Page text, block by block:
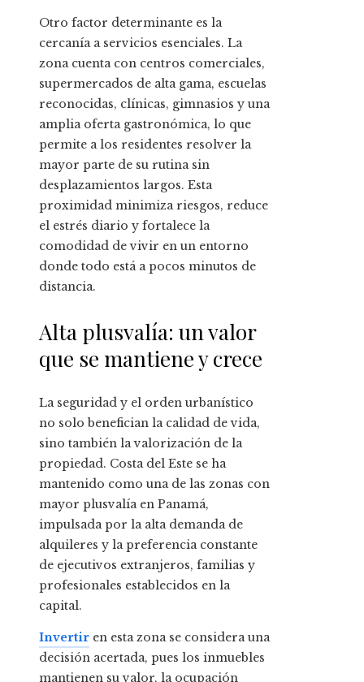
Otro factor determinante es la
cercanía a servicios esenciales. La
zona cuenta con centros comerciales,
supermercados de alta gama, escuelas
reconocidas, clínicas, gimnasios y una
amplia oferta gastronómica, lo que
permite a los residentes resolver la
mayor parte de su rutina sin
desplazamientos largos. Esta
proximidad minimiza riesgos, reduce
el estrés diario y fortalece la
comodidad de vivir en un entorno
donde todo está a pocos minutos de
distancia.
Alta plusvalía: un valor
que se mantiene y crece
La seguridad y el orden urbanístico
no solo benefician la calidad de vida,
sino también la valorización de la
propiedad. Costa del Este se ha
mantenido como una de las zonas con
mayor plusvalía en Panamá,
impulsada por la alta demanda de
alquileres y la preferencia constante
de ejecutivos extranjeros, familias y
profesionales establecidos en la
capital.
Invertir en esta zona se considera una
decisión acertada, pues los inmuebles
mantienen su valor, la ocupación